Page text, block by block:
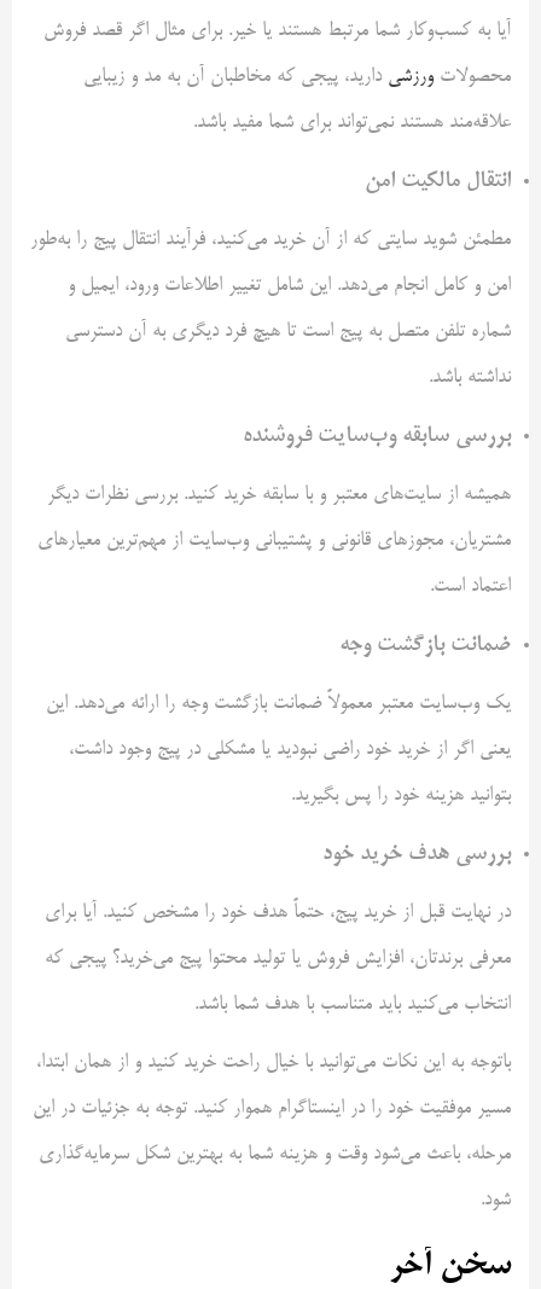
آیا به کسب‌وکار شما مرتبط هستند یا خیر. برای مثال اگر قصد فروش
محصولاتورزشی دارید، پیجی که مخاطبان آن به مد و زیبایی
علاقه‌مند هستند نمی‌تواند برای شما مفید باشد.
انتقال مالکیت امن
مطمئن شوید سایتی که از آن خرید می‌کنید، فرآیند انتقال پیج را به‌طور
امن و کامل انجام می‌دهد. این شامل تغییر اطلاعات ورود، ایمیل و
شماره تلفن متصل به پیج است تا هیچ فرد دیگری به آن دسترسی
نداشته باشد.
بررسی سابقه وب‌سایت فروشنده
همیشه از سایت‌های معتبر و با سابقه خرید کنید. بررسی نظرات دیگر
مشتریان، مجوزهای قانونی و پشتیبانی وب‌سایت از مهم‌ترین معیارهای
اعتماد است.
ضمانت بازگشت وجه
یک وب‌سایت معتبر معمولاً ضمانت بازگشت وجه را ارائه می‌دهد. این
یعنی اگر از خرید خود راضی نبودید یا مشکلی در پیج وجود داشت،
بتوانید هزینه خود را پس بگیرید.
بررسی هدف خرید خود
در نهایت قبل از خرید پیج، حتماً هدف خود را مشخص کنید. آیا برای
معرفی برندتان، افزایش فروش یا تولید محتوا پیج می‌خرید؟ پیجی که
انتخاب می‌کنید باید متناسب با هدف شما باشد.
باتوجه به این نکات می‌توانید با خیال راحت خرید کنید و از همان ابتدا،
مسیر موفقیت خود را در اینستاگرام هموار کنید. توجه به جزئیات در این
مرحله، باعث می‌شود وقت و هزینه شما به بهترین شکل سرمایه‌گذاری
شود.
سخن آخر